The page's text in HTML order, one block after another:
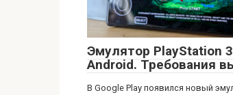
Эмулятор PlayStation
Android. Требования
В Google Play появился новый